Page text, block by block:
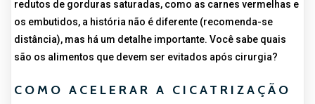
redutos de gorduras saturadas, como as carnes vermelhas e
os embutidos, a história não é diferente (recomenda-se
distância), mas há um detalhe importante. Você sabe quais
são os alimentos que devem ser evitados após cirurgia?
COMO ACELERAR A CICATRIZAÇÃO